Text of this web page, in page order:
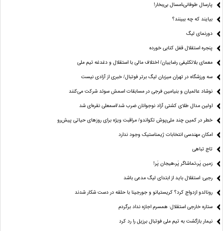
پارسال طوفانی،امسال بی‌بخار!
بیایند که چه ببینند؟
دورنمای لیگ
پنجره‌ استقلال قفل کتابی خورده
معمای بلاتکلیفی رضاییان/ اختلاف مالی با استقلال و دغدغه تیم ملی
سه ورزشگاه در تهران میزبان لیگ برتر فوتبال/ خبری از آزادی نیست
نوشاد عالمیان و بنیامین فرجی در مسابقات اسمش سوئد شرکت می‌کنند
اولین مدال طلای کشتی آزاد نوجوانان ضرب شد/اسمعلی نقره‌ای شد
خطر در کمین چند ملی‌پوش تکواندو/ مراقبت ویژه برای روزهای حیاتی پیش‌رو
امکان مهندسی انتخابات ژیمناستیک وجود ندارد
تاج تباهی
زمین پَر،تماشاگر پَر،هیجان پَر!
رجبی: استقلال باید از ابتدای لیگ مدعی باشد
رونالدو ازدواج کرد؟ کریستیانو و جورجینا با حلقه در دست شکار شدند
ستاره خارجی استقلال: همسرم اجازه نداد برگردم
نیمار بازگشت به تیم ملی فوتبال برزیل را رد کرد